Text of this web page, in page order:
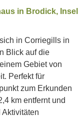
in Brodick, Insel
in Corriegills in
Blick auf die
Gebiet von
Perfekt für
zum Erkunden
km entfernt und